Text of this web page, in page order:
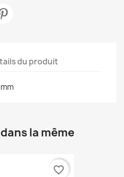
du produit
la même
favorite_border